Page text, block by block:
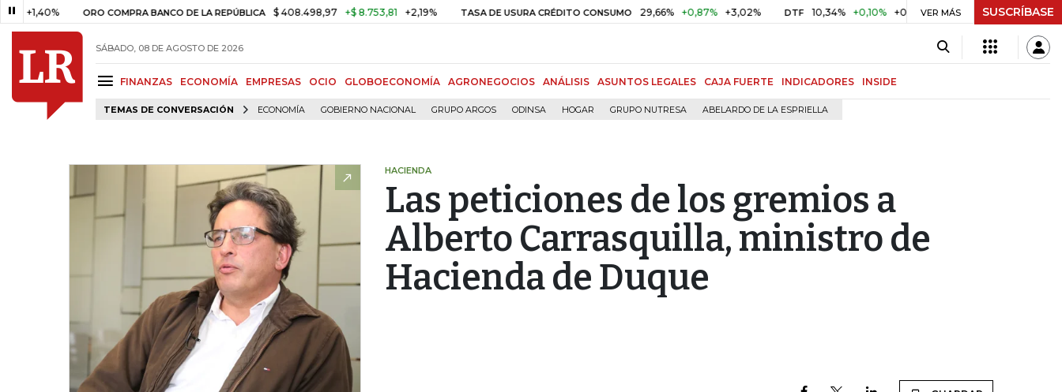
ORO COMPRA BANCO DE LA REPÚBLICA $ 408.498,97 +$ 8.753,81 +2,19% TASA DE USURA CRÉDITO CONSUMO 29,66% +0,87% +3,02% DTF 10,34% +0,10% +0,98% UVR $ 416,96 +$ 0,05 +0,01%
VER MÁS SUSCRÍBASE
SÁBADO, 08 DE AGOSTO DE 2026
FINANZAS ECONOMÍA EMPRESAS OCIO GLOBOECONOMÍA AGRONEGOCIOS ANÁLISIS ASUNTOS LEGALES CAJA FUERTE INDICADORES INSIDE
TEMAS DE CONVERSACIÓN ECONOMÍA GOBIERNO NACIONAL GRUPO ARGOS ODINSA HOGAR GRUPO NUTRESA ABELARDO DE LA ESPRIELLA
HACIENDA
Las peticiones de los gremios a
Alberto Carrasquilla, ministro de
Hacienda de Duque